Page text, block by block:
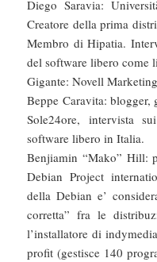
Diego Saravia:
Creatore della prima
Membro di Hipatia.
del software libero come
Gigante: Novell
Beppe Caravita: blogger,
Sole24ore, intervista
software libero in Italia.
Benjiamin “Mako” Hill:
Debian Project
della Debian e’
corretta” fra le
l’installatore di
profit (gestisce 140